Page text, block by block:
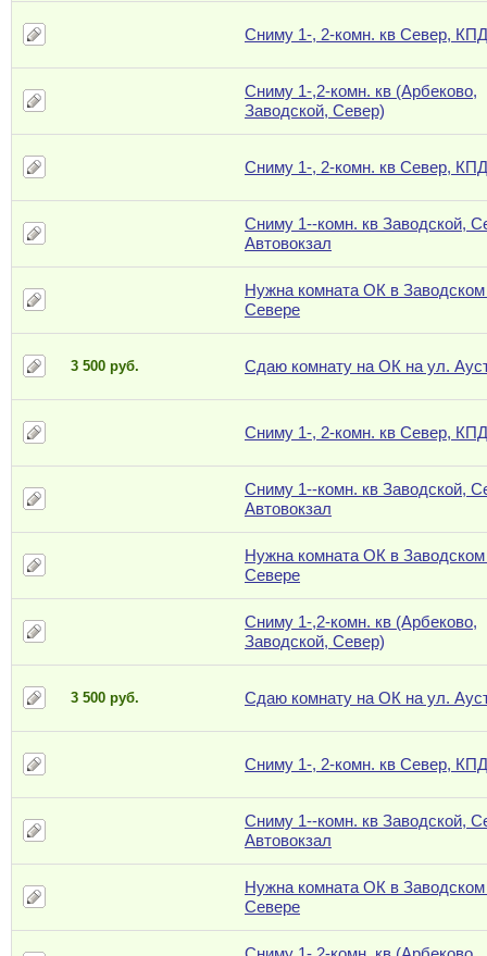
Сниму 1-, 2-комн. кв Север, КПД
Сниму 1-,2-комн. кв (Арбеково,
Заводской, Север)
Сниму 1-, 2-комн. кв Север, КПД
Сниму 1--комн. кв Заводской,
Автовокзал
Нужна комната ОК в
Севере
3 500 руб. Сдаю комнату на ОК на ул.
Сниму 1-, 2-комн. кв Север, КПД
Сниму 1--комн. кв Заводской,
Автовокзал
Нужна комната ОК в
Севере
Сниму 1-,2-комн. кв (Арбеково,
Заводской, Север)
3 500 руб. Сдаю комнату на ОК на ул.
Сниму 1-, 2-комн. кв Север, КПД
Сниму 1--комн. кв Заводской,
Автовокзал
Нужна комната ОК в
Севере